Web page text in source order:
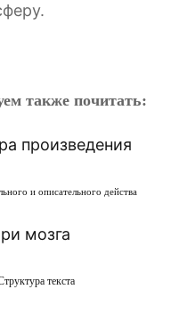
также почитать:
произведения
и описательного действа
мозга
текста